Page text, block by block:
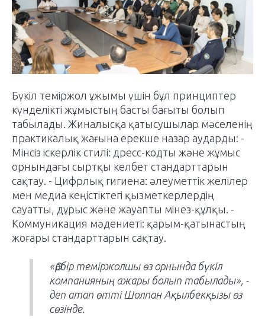
Бүкіл теміржол ұжымы үшін бұл принциптер
күнделікті жұмыстың басты бағыты болып
табылады. Жиналысқа қатысушылар мәселенің
практикалық жағына ерекше назар аударды: -
Мінсіз іскерлік стилі: дресс-кодты және жұмыс
орнындағы сыртқы келбет стандарттарын
сақтау. - Цифрлық гигиена: әлеуметтік желілер
мен медиа кеңістіктегі қызметкерлердің
сауатты, дұрыс және жауапты мінез-құлқы. -
Коммуникация мәдениеті: қарым-қатынастың
жоғары стандарттарын сақтау.
«Әрбір теміржолшы өз орнында бүкіл
компанияның ажары болып табылады», -
деп атап өтті Шолпан Ақылбекқызы өз
сөзінде.